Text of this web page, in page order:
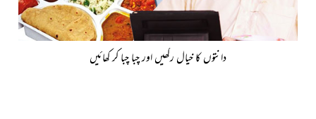
دانتوں کا خیال رکھیں اور چبا چبا کر کھائیں